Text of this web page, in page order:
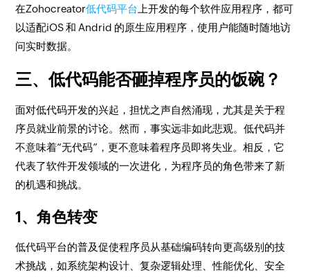
在Zohocreator低代码平台 上开发的每个软件应用程序，都可
以适配iOS 和 Andrid 的原生应用程序，使用户能随时随地访
问实时数据。
三、低代码能否砸掉程序员的饭碗？
面对低代码开发的兴起，担忧之声自然涌现，尤其是关于程
序员就业前景的讨论。然而，事实远非如此悲观。低代码并
不意味着“无代码”，更不意味着程序员即将失业。相反，它
代表了软件开发领域的一次进化，为程序员的角色带来了新
的机遇和挑战。
1、角色转变
低代码平台的普及促使程序员从基础编码转向更高级别的技
术挑战，如系统架构设计、复杂逻辑处理、性能优化、安全